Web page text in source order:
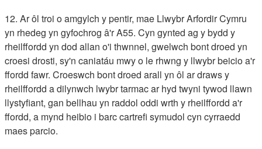
12. Ar ôl troi o amgylch y pentir, mae Llwybr Arfordir Cymru
yn rhedeg yn gyfochrog â'r A55. Cyn gynted ag y bydd y
rheilffordd yn dod allan o'i thwnnel, gwelwch bont droed yn
croesi drosti, sy'n caniatáu mwy o le rhwng y llwybr beicio a'r
ffordd fawr. Croeswch bont droed arall yn ôl ar draws y
rheilffordd a dilynwch lwybr tarmac ar hyd twyni tywod llawn
llystyfiant, gan bellhau yn raddol oddi wrth y rheilffordd a'r
ffordd, a mynd heibio i barc cartrefi symudol cyn cyrraedd
maes parcio.